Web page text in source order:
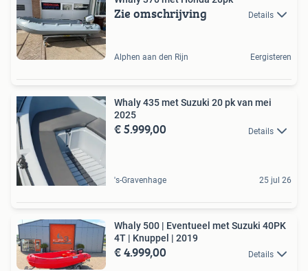
Zie omschrijving Details
Alphen aan den Rijn Eergisteren
Whaly 435 met Suzuki 20 pk van mei
2025
€ 5.999,00 Details
's-Gravenhage 25 jul 26
Whaly 500 | Eventueel met Suzuki 40PK
4T | Knuppel | 2019
€ 4.999,00 Details